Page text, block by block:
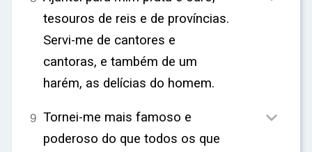
tesouros de reis e de províncias.
Servi-me de cantores e
cantoras, e também de um
harém, as delícias do homem.
9 Tornei-me mais famoso e
poderoso do que todos os que
